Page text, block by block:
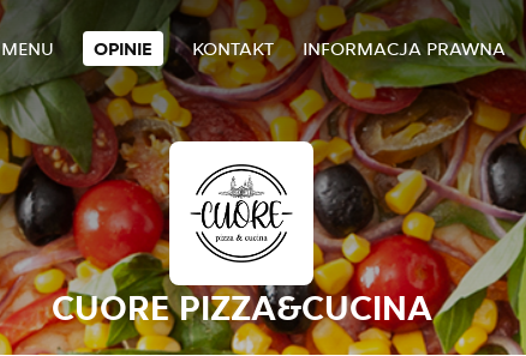
MENU OPINIE KONTAKT INFORMACJA PRAWNA
CUORE PIZZA&CUCINA